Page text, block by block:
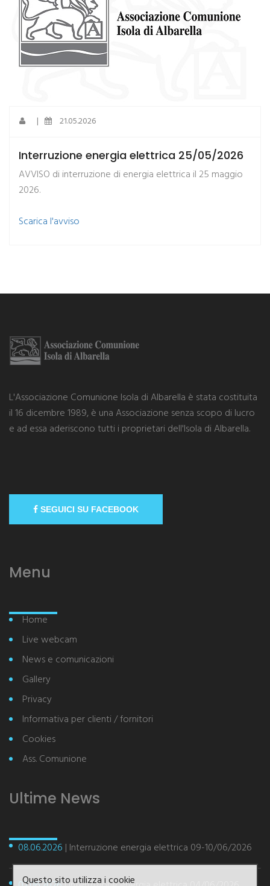
| 21.05.2026
Interruzione energia elettrica 25/05/2026
AVVISO di interruzione di energia elettrica il 25 maggio
2026.
​Scarica l'avviso
L'Associazione Comunione Isola di Albarella è stata costituita
il 16 dicembre 1989, è una Associazione senza scopo di lucro
e ad essa aderiscono tutti i proprietari dell'Isola di Albarella.
SEGUICI SU FACEBOOK
Menu
Home
Live webcam
News e comunicazioni
Gallery
Privacy
Informativa per clienti / fornitori
Cookies
Ass. Comunione
Ultime News
08.06.2026 | Interruzione energia elettrica 09-10/06/2026
Questo sito utilizza i cookie